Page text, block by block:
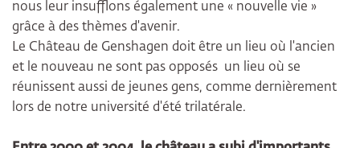
nous leur insufflons également une « nouvelle vie »
grâce à des thèmes d'avenir.
Le Château de Genshagen doit être un lieu où l'ancien
et le nouveau ne sont pas opposés un lieu où se
réunissent aussi de jeunes gens, comme dernièrement
lors de notre université d'été trilatérale.